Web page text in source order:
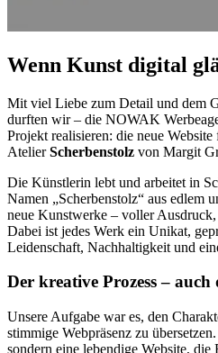
Wenn Kunst digital
Mit viel Liebe zum Detail und dem
durften wir – die NOWAK
Projekt realisieren: die neue Website
AtelierScherbenstolz von Margit
Die Künstlerin lebt und arbeitet in
Namen „Scherbenstolz“ aus edlem
neue Kunstwerke – voller
Dabei ist jedes Werk ein Unikat,
Leidenschaft, Nachhaltigkeit und
Der kreative Prozess –
Unsere Aufgabe war es, den
stimmige Webpräsenz zu
sondern eine lebendige Website,